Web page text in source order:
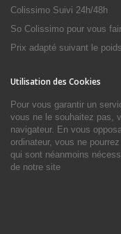
Colissimo Suivi 24h/48h
So Colissimo pour vous
Prix adapté suivant le
Utilisation des Cookies
Pour vous garantir un
vous ne le souhaitez pas,
navigateur. En vous
ordinateur, vous ne
qui sont néanmoins
de notre site